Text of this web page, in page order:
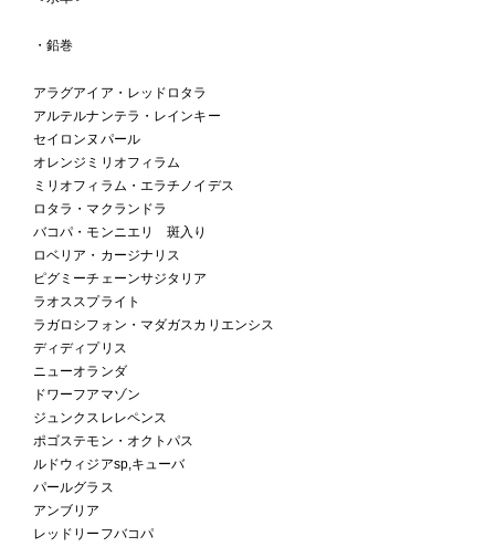
・鉛巻
アラグアイア・レッドロタラ
アルテルナンテラ・レインキー
セイロンヌパール
オレンジミリオフィラム
ミリオフィラム・エラチノイデス
ロタラ・マクランドラ
バコパ・モンニエリ 斑入り
ロベリア・カージナリス
ピグミーチェーンサジタリア
ラオススプライト
ラガロシフォン・マダガスカリエンシス
ディディプリス
ニューオランダ
ドワーフアマゾン
ジュンクスレレペンス
ポゴステモン・オクトパス
ルドウィジアsp,キューバ
パールグラス
アンブリア
レッドリーフバコパ